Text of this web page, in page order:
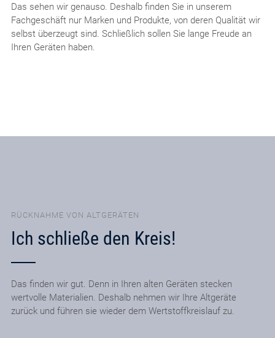
Das sehen wir genauso. Deshalb finden Sie in unserem
Fachgeschäft nur Marken und Produkte, von deren Qualität wir
selbst überzeugt sind. Schließlich sollen Sie lange Freude an
Ihren Geräten haben.
RÜCKNAHME VON ALTGERÄTEN
Ich schließe den Kreis!
Das finden wir gut. Denn in Ihren alten Geräten stecken
wertvolle Materialien. Deshalb nehmen wir Ihre Altgeräte
zurück und führen sie wieder dem Wertstoffkreislauf zu.